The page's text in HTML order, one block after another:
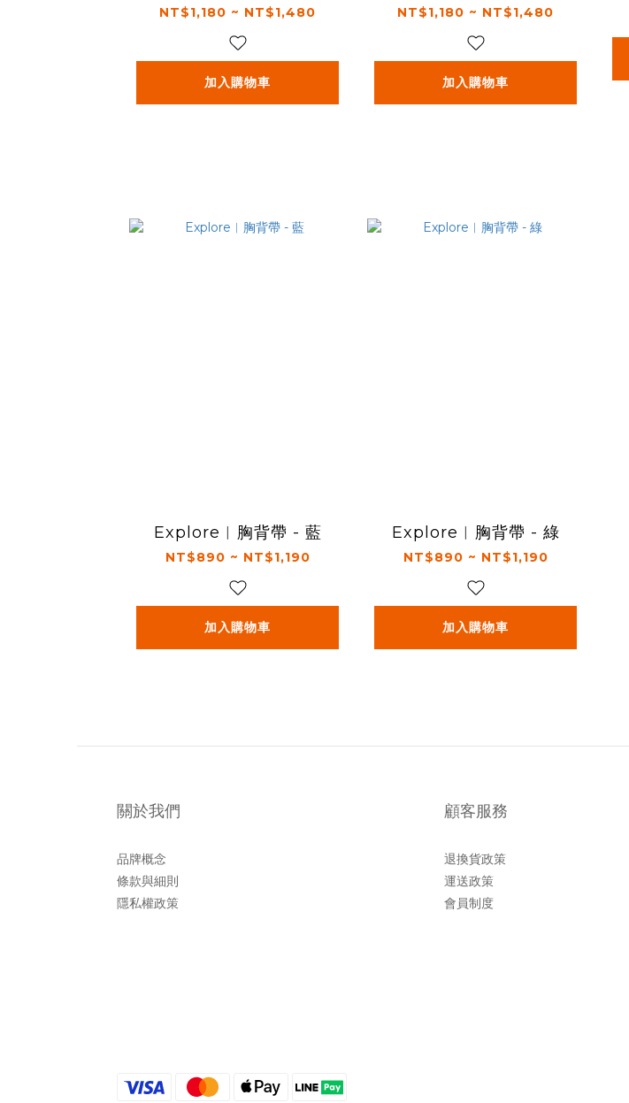
NT$1,180 ~ NT$1,480
加入購物車
NT$1,180 ~ NT$1,480
加入購物車
Explore︱胸背帶 - 藍
NT$890 ~ NT$1,190
加入購物車
Explore︱胸背帶 - 綠
NT$890 ~ NT$1,190
加入購物車
關於我們
品牌概念
條款與細則
隱私權政策
顧客服務
退換貨政策
運送政策
會員制度